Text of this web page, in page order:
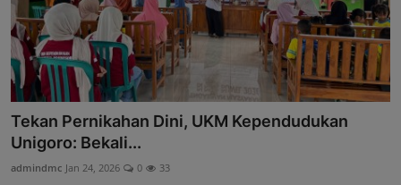
Tekan Pernikahan Dini, UKM Kependudukan
Unigoro: Bekali...
admindmc Jan 24, 2026 0 33